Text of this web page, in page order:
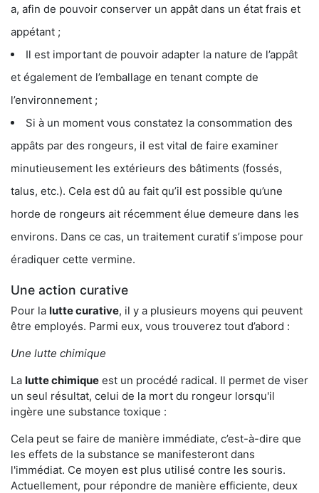
a, afin de pouvoir conserver un appât dans un état frais et
appétant ;
Il est important de pouvoir adapter la nature de l’appât
et également de l’emballage en tenant compte de
l’environnement ;
Si à un moment vous constatez la consommation des
appâts par des rongeurs, il est vital de faire examiner
minutieusement les extérieurs des bâtiments (fossés,
talus, etc.). Cela est dû au fait qu’il est possible qu’une
horde de rongeurs ait récemment élue demeure dans les
environs. Dans ce cas, un traitement curatif s’impose pour
éradiquer cette vermine.
Une action curative
Pour la lutte curative, il y a plusieurs moyens qui peuvent
être employés. Parmi eux, vous trouverez tout d’abord :
Une lutte chimique
La lutte chimique est un procédé radical. Il permet de viser
un seul résultat, celui de la mort du rongeur lorsqu'il
ingère une substance toxique :
Cela peut se faire de manière immédiate, c’est-à-dire que
les effets de la substance se manifesteront dans
l'immédiat. Ce moyen est plus utilisé contre les souris.
Actuellement, pour répondre de manière efficiente, deux